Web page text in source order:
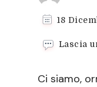
18
Lascia
Ci siamo,